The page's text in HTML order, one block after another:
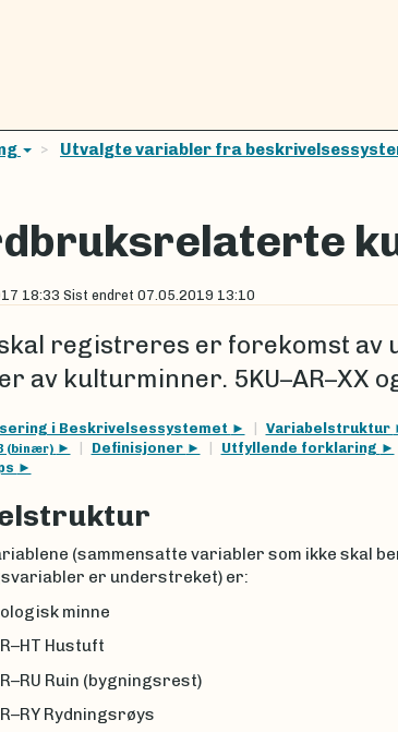
Utvalgte variabler fra
18:33 Sist endret 07.05.2019 13:10
registreres er forekomst av
av kulturminner. 5KU–AR–XX
i Beskrivelsessystemet
Variabelstruktur
(binær) Definisjoner Utfyllende forklaring
(sammensatte variabler som ikke skal
er understreket) er:
minne
Hustuft
Ruin (bygningsrest)
Rydningsrøys